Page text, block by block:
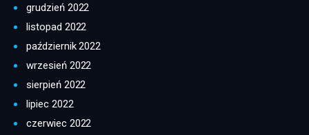
grudzień 2022
listopad 2022
październik 2022
wrzesień 2022
sierpień 2022
lipiec 2022
czerwiec 2022